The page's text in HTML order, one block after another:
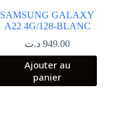
SAMSUNG GALAXY
A22 4G/128-BLANC
949.00 د.ت
Ajouter au
panier